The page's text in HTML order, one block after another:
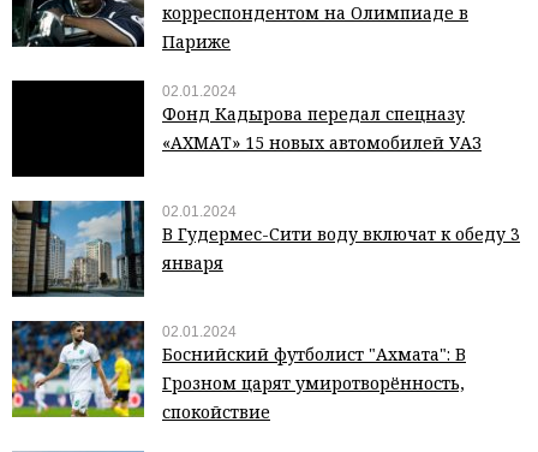
корреспондентом на Олимпиаде в
Париже
02.01.2024
Фонд Кадырова передал спецназу
«АХМАТ» 15 новых автомобилей УАЗ
02.01.2024
В Гудермес-Сити воду включат к обеду 3
января
02.01.2024
Боснийский футболист "Ахмата": В
Грозном царят умиротворённость,
спокойствие